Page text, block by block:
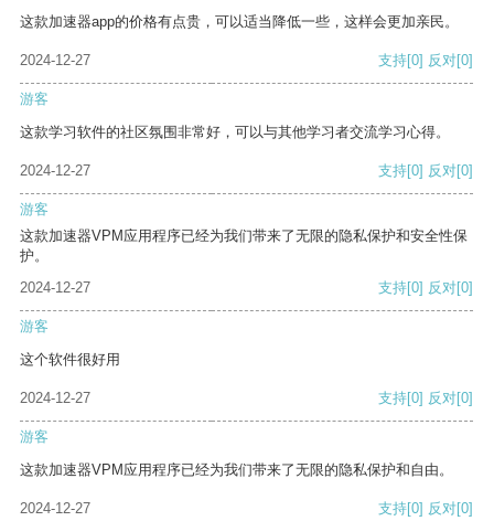
这款加速器app的价格有点贵，可以适当降低一些，这样会更加亲民。
2024-12-27 支持[0] 反对[0]
游客
这款学习软件的社区氛围非常好，可以与其他学习者交流学习心得。
2024-12-27 支持[0] 反对[0]
游客
这款加速器VPM应用程序已经为我们带来了无限的隐私保护和安全性保
护。
2024-12-27
支持[0] 反对[0]
游客
这个软件很好用
2024-12-27 支持[0] 反对[0]
游客
这款加速器VPM应用程序已经为我们带来了无限的隐私保护和自由。
2024-12-27 支持[0] 反对[0]